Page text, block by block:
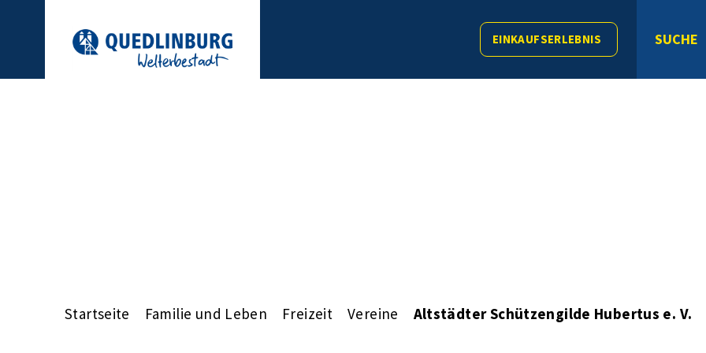
EINKAUFSERLEBNIS SUCHE
Startseite Familie und Leben Freizeit Vereine Altstädter Schützengilde Hubertus e. V.